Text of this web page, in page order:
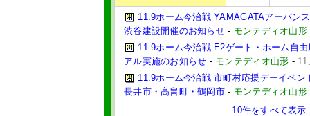
11.9ホーム今治戦 YAMAGATAアーバン
渋谷建設開催のお知らせ- モンテディオ山形
11.9ホーム今治戦 E2ゲート・ホーム自
アル実施のお知らせ - モンテディオ山形 - 11
11.9ホーム今治戦 市町村応援デーイベ
長井市・高畠町・鶴岡市- モンテディオ山形
10件をすべて表示